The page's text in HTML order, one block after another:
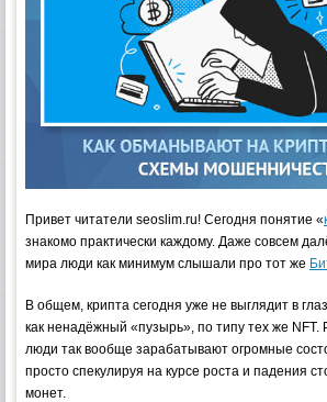
Привет читатели seoslim.ru! Сегодня понятие «
знакомо практически каждому. Даже совсем
мира люди как минимум слышали про тот же
В общем, крипта сегодня уже не выглядит в
как ненадёжный «пузырь», по типу тех же
люди так вообще зарабатывают огромные
просто спекулируя на курсе роста и падения
монет.